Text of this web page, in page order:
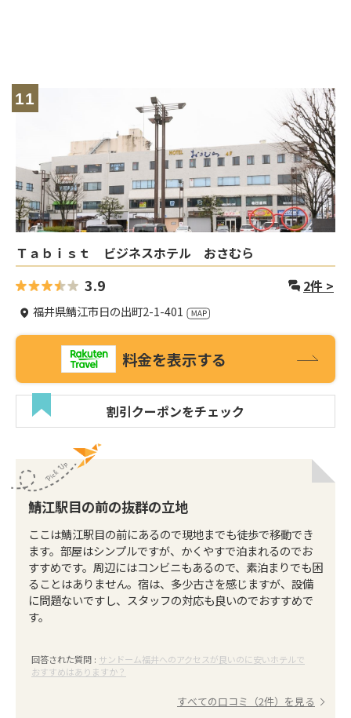
11
Ｔａｂｉｓｔ ビジネスホテル おさむら
3.9 2件 >
福井県鯖江市日の出町2-1-401
料金を表示する
割引クーポンをチェック
鯖江駅目の前の抜群の立地
ここは鯖江駅目の前にあるので現地までも徒歩で移動でき
ます。部屋はシンプルですが、かくやすで泊まれるのでお
すすめです。周辺にはコンビニもあるので、素泊まりでも困
ることはありません。宿は、多少古さを感じますが、設備
に問題ないですし、スタッフの対応も良いのでおすすめで
す。
回答された質問 : サンドーム福井へのアクセスが良いのに安いホテルで
おすすめはありますか？
すべての口コミ（2件）を見る